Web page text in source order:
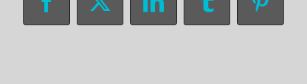
Facebook
X LinkedInTumblr